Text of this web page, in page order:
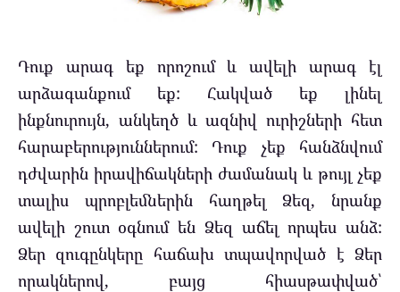
Դուք արագ եք որոշում և ավելի արագ էլ
արձագանքում եք: Հակված եք լինել
ինքնուրույն, անկեղծ և ազնիվ ուրիշների հետ
հարաբերություններում: Դուք չեք հանձնվում
դժվարին իրավիճակների ժամանակ և թույլ չեք
տալիս պրոբլեմներին հաղթել Ձեզ, նրանք
ավելի շուտ օգնում են Ձեզ աճել որպես անձ:
Ձեր զուգընկերը հաճախ տպավորված է Ձեր
որակներով, բայց հիասթափված՝